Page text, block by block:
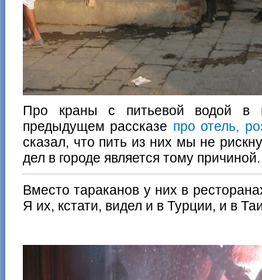
Про краны с питьевой водой в
предыдущем рассказе про отель,
сказал, что пить из них мы не
дел в городе является тому причиной.
Вместо тараканов у них в
Я их, кстати, видел и в Турции, и в